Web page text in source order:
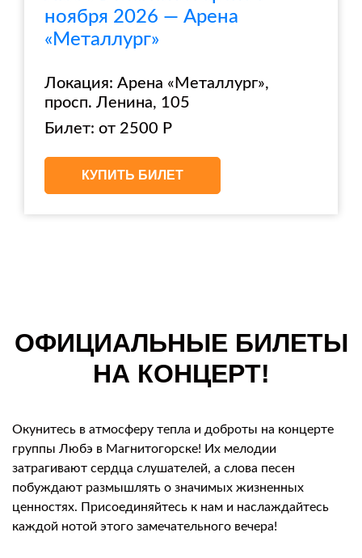
ноября 2026 — Арена
«Металлург»
Локация: Арена «Металлург»,
просп. Ленина, 105
Билет: от 2500 Р
КУПИТЬ БИЛЕТ
ОФИЦИАЛЬНЫЕ БИЛЕТЫ
НА КОНЦЕРТ!
Окунитесь в атмосферу тепла и доброты на концерте
группы Любэ в Магнитогорске! Их мелодии
затрагивают сердца слушателей, а слова песен
побуждают размышлять о значимых жизненных
ценностях. Присоединяйтесь к нам и наслаждайтесь
каждой нотой этого замечательного вечера!